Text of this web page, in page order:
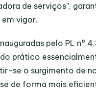
de serviços”,
vigor.
pelo PL n°
prático
se o surgimento de
de forma mais